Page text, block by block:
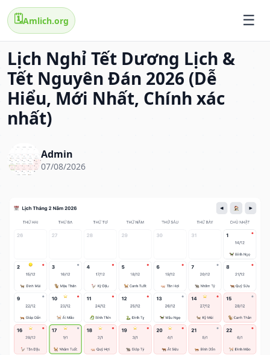
🗓️Amlich.org
Lịch Nghỉ Tết Dương Lịch &
Tết Nguyên Đán 2026 (Dễ
Hiểu, Mới Nhất, Chính xác
nhất)
Admin
07/08/2026